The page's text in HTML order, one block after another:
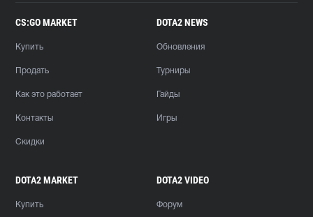
CS:GO MARKET
Купить
Продать
Как это работает
Контакты
Скидки
DOTA2 NEWS
Обновления
Турниры
Гайды
Игры
DOTA2 MARKET
Купить
DOTA2 VIDEO
Форум